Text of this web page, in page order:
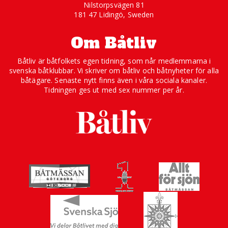
Nilstorpsvägen 81
181 47 Lidingö, Sweden
Om Båtliv
Båtliv är båtfolkets egen tidning, som når medlemmarna i
svenska båtklubbar. Vi skriver om båtliv och båtnyheter för alla
båtägare. Senaste nytt finns även i våra sociala kanaler.
Tidningen ges ut med sex nummer per år.